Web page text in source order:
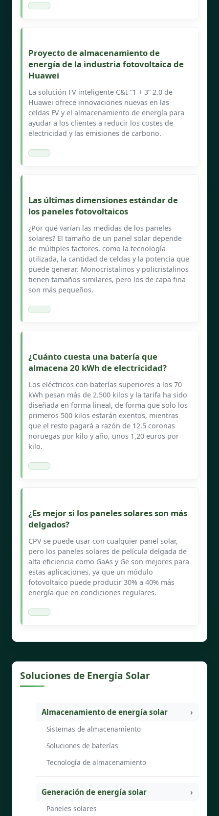
Proyecto de almacenamiento de
energía de la industria fotovoltaica de
Huawei
La solución FV inteligente C&I “1 + 3” 2.0 de
Huawei ofrece innovaciones nuevas en las
celdas FV y el almacenamiento de energía para
ayudar a los clientes a reducir los costes de
electricidad y las emisiones de carbono.
Las últimas dimensiones estándar de
los paneles fotovoltaicos
¿Por qué varían las medidas de los paneles
solares? El tamaño de un panel solar depende
de múltiples factores, como la tecnología
utilizada, la cantidad de celdas y la potencia que
puede generar. Monocristalinos y policristalinos
tienen tamaños similares, pero los de capa fina
son más pequeños.
¿Cuánto cuesta una batería que
almacena 20 kWh de electricidad?
Los eléctricos con baterías superiores a los 70
kWh pesan más de 2.500 kilos y la tarifa ha sido
diseñada en forma lineal, de forma que solo los
primeros 500 kilos estarán exentos, mientras
que el resto pagará a razón de 12,5 coronas
noruegas por kilo y año, unos 1,20 euros por
kilo.
¿Es mejor si los paneles solares son más
delgados?
CPV se puede usar con cualquier panel solar,
pero los paneles solares de película delgada de
alta eficiencia como GaAs y Ge son mejores para
estas aplicaciones, ya que un módulo
fotovoltaico puede producir 30% a 40% más
energía que en condiciones regulares.
Soluciones de Energía Solar
Almacenamiento de energía solar
Sistemas de almacenamiento
Soluciones de baterías
Tecnología de almacenamiento
Generación de energía solar
Paneles solares